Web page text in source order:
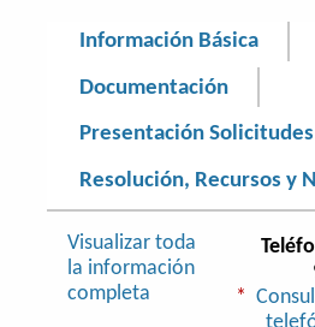
Información Básica
Documentación
Presentación Solicitudes
Resolución, Recursos y
Visualizar toda
la información
completa
*